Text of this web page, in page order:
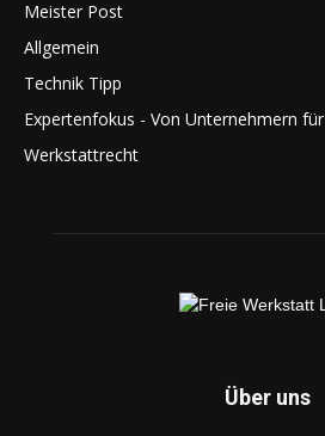
Meister Post
Allgemein
Technik Tipp
Expertenfokus - Von Unternehmern
Werkstattrecht
Über uns